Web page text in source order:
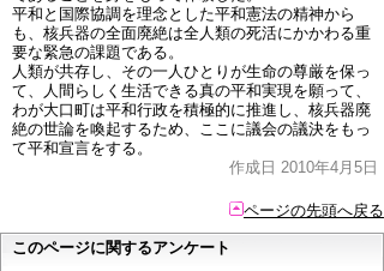
平和と国際協調を理念とした平和憲法の精神から
も、核兵器の全面廃絶は全人類の死活にかかわる重
要な緊急の課題である。
人類が共存し、その一人ひとりが生命の尊厳を保っ
て、人間らしく生活できる真の平和実現を願って、
わが大口町は平和行政を積極的に推進し、核兵器廃
絶の世論を喚起するため、ここに議会の議決をもっ
て平和宣言をする。
作成日 2010年4月5日
ページの先頭へ戻る
このページに関するアンケート